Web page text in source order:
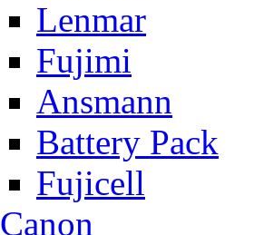
Lenmar
Fujimi
Ansmann
Battery Pack
Fujicell
Canon